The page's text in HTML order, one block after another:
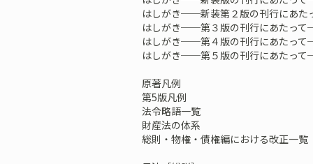
はしがき──新装第２版の刊行に
はしがき──第３版の刊行にあた
はしがき──第４版の刊行にあた
はしがき──第５版の刊行にあた
原著凡例
第5版凡例
法令略語一覧
財産法の体系
総則・物権・債権編における改正一覧